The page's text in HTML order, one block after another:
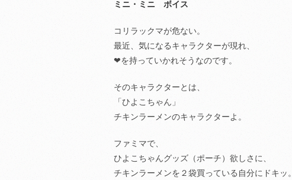
ミニ・ミニ ボイス
コリラックマが危ない。
最近、気になるキャラクターが現れ、
❤︎を持っていかれそうなのです。
そのキャラクターとは、
「ひよこちゃん」
チキンラーメンのキャラクターよ。
ファミマで、
ひよこちゃんグッズ（ポーチ）欲しさに、
チキンラーメンを２袋買っている自分にドキッ。